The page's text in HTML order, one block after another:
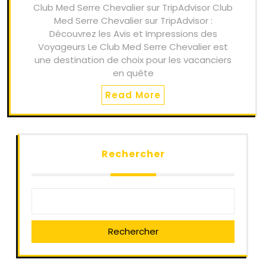
Club Med Serre Chevalier sur TripAdvisor Club
Med Serre Chevalier sur TripAdvisor :
Découvrez les Avis et Impressions des
Voyageurs Le Club Med Serre Chevalier est
une destination de choix pour les vacanciers
en quête
Read More
Rechercher
Rechercher